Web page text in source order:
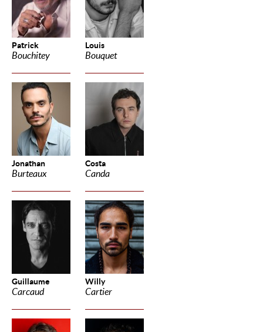
Patrick
Bouchitey
Louis
Bouquet
Jonathan
Burteaux
Costa
Canda
Guillaume
Carcaud
Willy
Cartier